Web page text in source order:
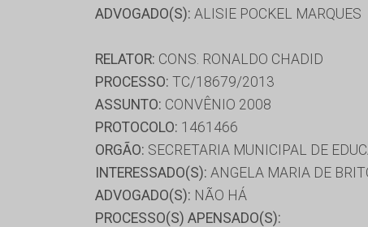
ADVOGADO(S): ALISIE POCKEL MARQUES
RELATOR: CONS. RONALDO CHADID
PROCESSO: TC/18679/2013
ASSUNTO: CONVÊNIO 2008
PROTOCOLO: 1461466
ORGÃO: SECRETARIA MUNICIPAL DE
INTERESSADO(S): ANGELA MARIA DE
ADVOGADO(S): NÃO HÁ
PROCESSO(S) APENSADO(S):